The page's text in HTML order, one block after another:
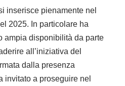
inserisce pienamente nel
2025. In particolare ha
ampia disponibilità da parte
all’iniziativa del
dalla presenza
invitato a proseguire nel